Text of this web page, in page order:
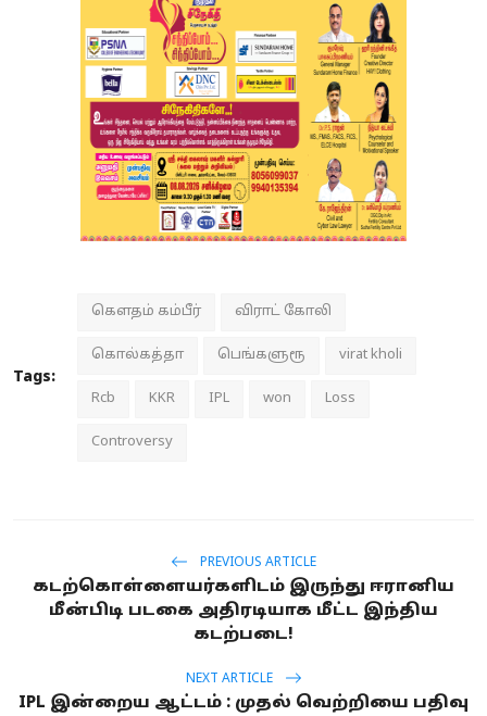
Tags:
கௌதம் கம்பீர் விராட் கோலி
கொல்கத்தா பெங்களுரூ virat kholi
Rcb KKR IPL won Loss
Controversy
PREVIOUS ARTICLE
கடற்கொள்ளையர்களிடம் இருந்து ஈரானிய
மீன்பிடி படகை அதிரடியாக மீட்ட இந்திய
கடற்படை!
NEXT ARTICLE
IPL இன்றைய ஆட்டம் : முதல் வெற்றியை பதிவு